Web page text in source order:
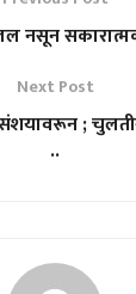
सकारात्मक
Next Post
संशयावरून ;
..